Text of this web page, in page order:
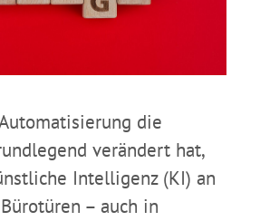
die
verändert hat,
Intelligenz (KI) an
– auch in